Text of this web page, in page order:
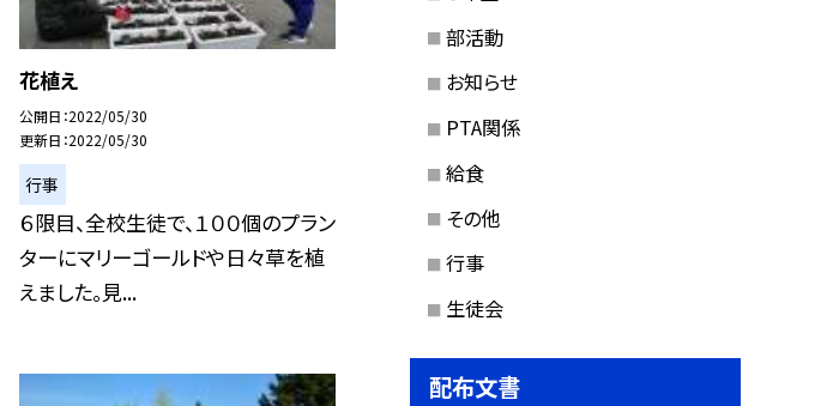
花植え
公開日 2022/05/30
更新日 2022/05/30
行事
６限目、全校生徒で、１００個のプラン
ターにマリーゴールドや日々草を植
えました。見...
部活動
お知らせ
PTA関係
給食
その他
行事
生徒会
配布文書